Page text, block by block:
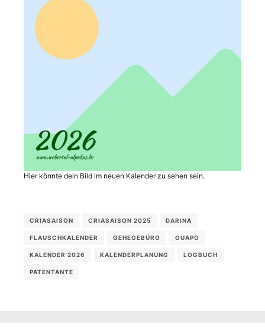
Hier könnte dein Bild im neuen Kalender zu sehen sein.
CRIASAISON CRIASAISON 2025 DARINA
FLAUSCHKALENDER GEHEGEBÜRO GUAPO
KALENDER 2026 KALENDERPLANUNG LOGBUCH
PATENTANTE